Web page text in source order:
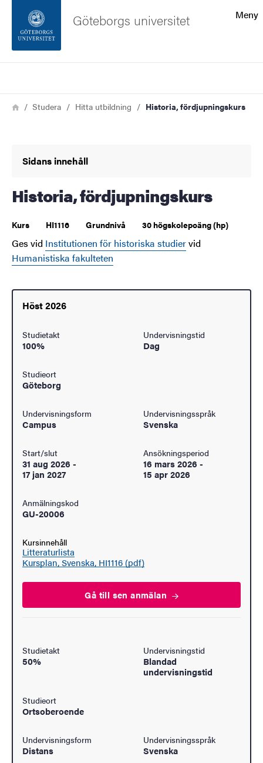
Sidfoten
Meny
Göteborgs universitet
Länkstig
HemStudera Hitta utbildning Historia, fördjupningskurs
Sidans innehåll
Historia, fördjupningskurs
Kurs HI1116 Grundnivå 30 högskolepoäng (hp)
Ges vid Institutionen för historiska studiervid
Humanistiska fakulteten
Höst 2026
Studietakt
100%
Undervisningstid
Dag
Studieort
Göteborg
Undervisningsform
Campus
Undervisningsspråk
Svenska
Start/slut
31 aug 2026 -
17 jan 2027
Ansökningsperiod
16 mars 2026 -
15 apr 2026
Anmälningskod
GU-20006
Kursinnehåll
Litteraturlista
Kursplan, Svenska, HI1116 (pdf)
Gå till senanmälan
Studietakt
50%
Undervisningstid
Blandad
undervisningstid
Studieort
Ortsoberoende
Undervisningsform
Distans
Undervisningsspråk
Svenska